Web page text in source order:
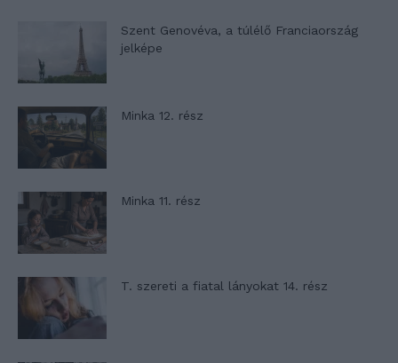
Szent Genovéva, a túlélő Franciaország
jelképe
Minka 12. rész
Minka 11. rész
T. szereti a fiatal lányokat 14. rész